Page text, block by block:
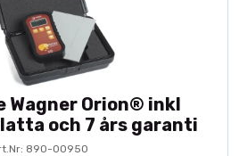
Wagner Orion® inkl
och 7 års garanti
890-00950